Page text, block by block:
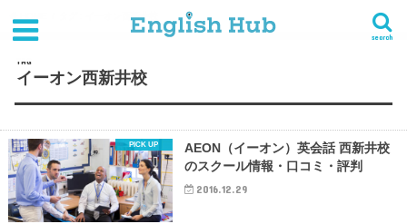
search
タグ : イーオン西新井校
TAG
イーオン西新井校
AEON（イーオン）英会話 西新井校
のスクール情報・口コミ・評判
2016.12.29